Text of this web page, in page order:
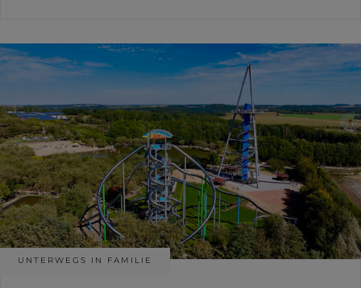
UNTERWEGS IN FAMILIE